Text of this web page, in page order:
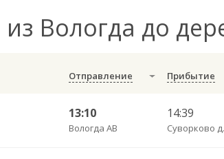
из Вологда до
Отправление Прибытие
13:10
Вологда АВ
14:39
Суворково д.